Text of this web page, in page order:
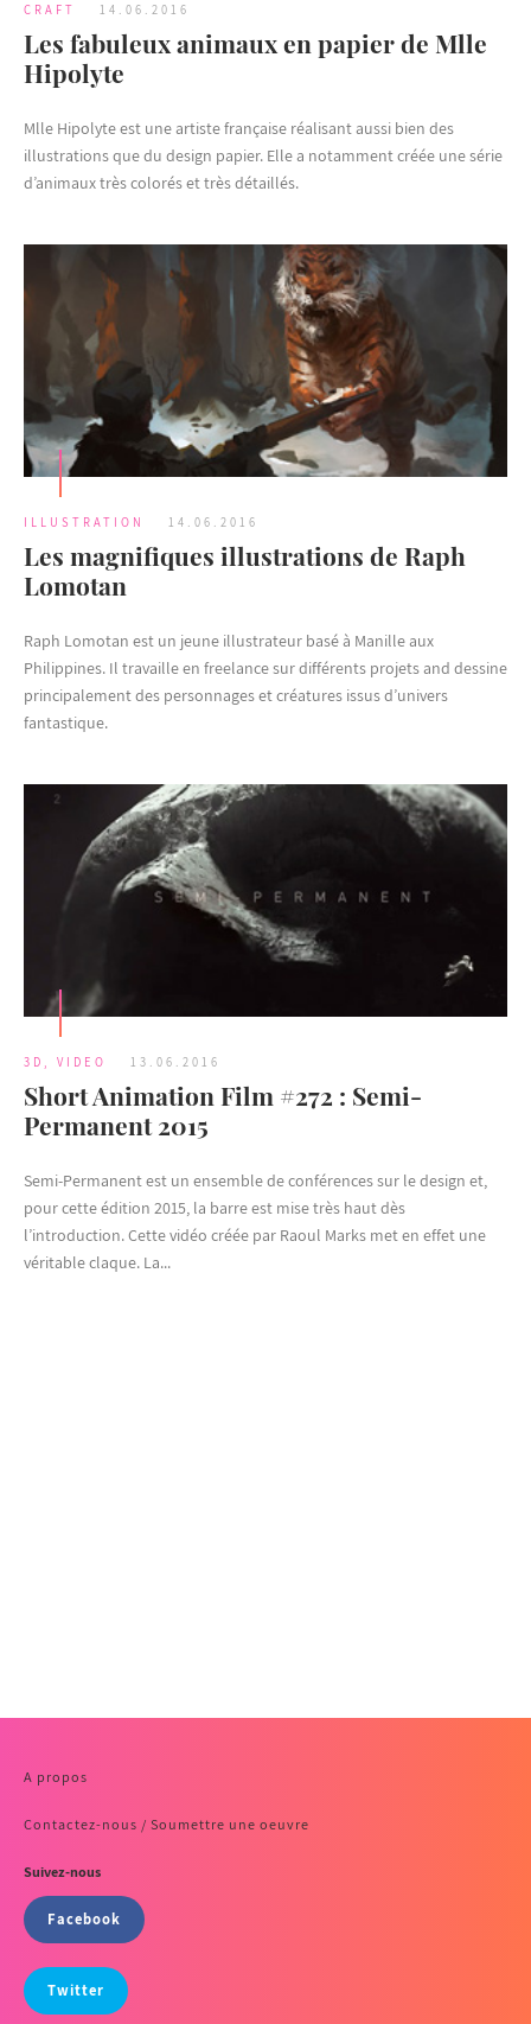
CRAFT 14.06.2016
Les fabuleux animaux en papier de Mlle
Hipolyte
Mlle Hipolyte est une artiste française réalisant aussi bien des
illustrations que du design papier. Elle a notamment créée une série
d’animaux très colorés et très détaillés.
ILLUSTRATION 14.06.2016
Les magnifiques illustrations de Raph
Lomotan
Raph Lomotan est un jeune illustrateur basé à Manille aux
Philippines. Il travaille en freelance sur différents projets and dessine
principalement des personnages et créatures issus d’univers
fantastique.
3D , VIDEO 13.06.2016
Short Animation Film #272 : Semi-
Permanent 2015
Semi-Permanent est un ensemble de conférences sur le design et,
pour cette édition 2015, la barre est mise très haut dès
l’introduction. Cette vidéo créée par Raoul Marks met en effet une
véritable claque. La...
A propos
Contactez-nous / Soumettre une oeuvre
Suivez-nous
Facebook
Twitter